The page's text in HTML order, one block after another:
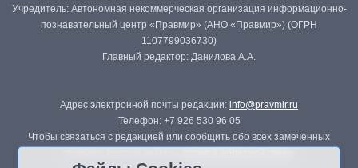
Учредитель: Автономная некоммерческая организация информационно-
познавательный центр «Правмир» (АНО «Правмир») (ОГРН
1107799036730)
Главный редактор: Данилова А.А.
Адрес электронной почты редакции: info@pravmir.ru
Телефон: +7 926 530 96 05
Чтобы связаться с редакцией или сообщить обо всех замеченных